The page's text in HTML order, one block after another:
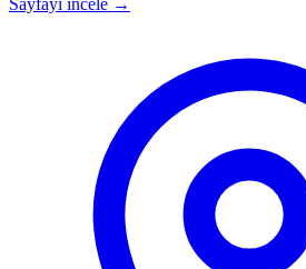
Sayfayı incele →